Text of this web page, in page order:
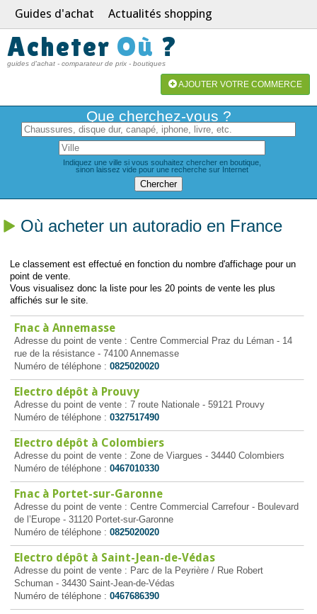
Guides d'achat Actualités shopping
Acheter Où ?
guides d'achat - comparateur de prix - boutiques
AJOUTER VOTRE COMMERCE
Que cherchez-vous ?
Indiquez une ville si vous souhaitez chercher en boutique,
sinon laissez vide pour une recherche sur Internet
Où acheter un autoradio en France
Le classement est effectué en fonction du nombre d'affichage pour un
point de vente.
Vous visualisez donc la liste pour les 20 points de vente les plus
affichés sur le site.
Fnac à Annemasse
Adresse du point de vente : Centre Commercial Praz du Léman - 14
rue de la résistance - 74100 Annemasse
Numéro de téléphone : 0825020020
Electro dépôt à Prouvy
Adresse du point de vente : 7 route Nationale - 59121 Prouvy
Numéro de téléphone : 0327517490
Electro dépôt à Colombiers
Adresse du point de vente : Zone de Viargues - 34440 Colombiers
Numéro de téléphone : 0467010330
Fnac à Portet-sur-Garonne
Adresse du point de vente : Centre Commercial Carrefour - Boulevard
de l’Europe - 31120 Portet-sur-Garonne
Numéro de téléphone : 0825020020
Electro dépôt à Saint-Jean-de-Védas
Adresse du point de vente : Parc de la Peyrière / Rue Robert
Schuman - 34430 Saint-Jean-de-Védas
Numéro de téléphone : 0467686390